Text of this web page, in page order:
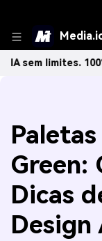
100% grátis!
Green:
Dicas
Design